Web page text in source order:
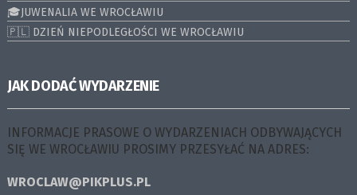
🎓JUWENALIA WE WROCŁAWIU
🇵🇱 DZIEŃ NIEPODLEGŁOŚCI WE WROCŁAWIU
JAK DODAĆ WYDARZENIE
INFORMACJE PRASOWE O WYDARZENIACH ODBYWAJĄCYCH
SIĘ WE WROCŁAWIU PROSIMY PRZESYŁAĆ NA ADRES:
WROCLAW@PIKPLUS.PL